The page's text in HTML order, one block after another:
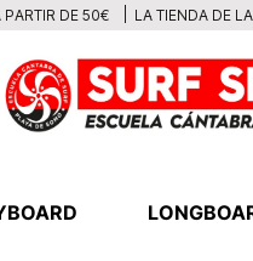
PARTIR DE 50€ LA TIENDA DE